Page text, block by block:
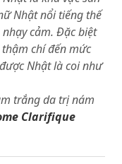
Nhật nổi tiếng thế
cảm. Đặc biệt
chí đến mức
Nhật là coi như
trắng da trị nám
Clarifique